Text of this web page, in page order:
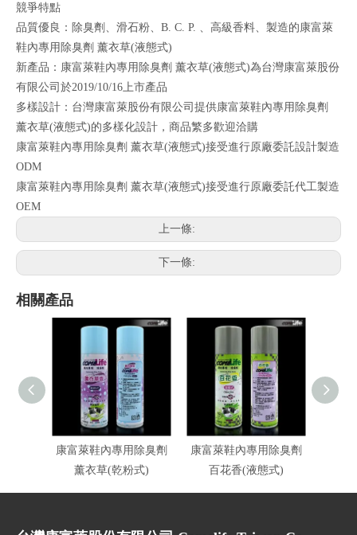
競爭特點
品質優良：除臭劑、滑石粉、B. C. P. 、高級香料、製造的康富萊
鞋內專用除臭劑 薰衣草(液態式)
新產品：康富萊鞋內專用除臭劑 薰衣草(液態式)為台灣康富萊股份
有限公司於2019/10/16上市產品
多樣設計：台灣康富萊股份有限公司提供康富萊鞋內專用除臭劑
薰衣草(液態式)的多樣化設計，商品繁多歡迎洽購
康富萊鞋內專用除臭劑 薰衣草(液態式)接受進行原廠委託設計製造
ODM
康富萊鞋內專用除臭劑 薰衣草(液態式)接受進行原廠委託代工製造
OEM
上一條:
下一條:
相關產品
康富萊鞋內專用除臭劑
薰衣草(乾粉式)
康富萊鞋內專用除臭劑
百花香(液態式)